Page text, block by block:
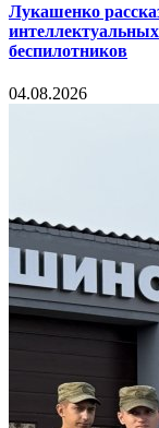
Лукашенко
беспилотников
04.08.2026